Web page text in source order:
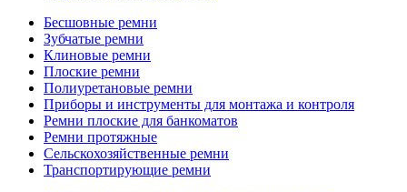
Бесшовные ремни
Зубчатые ремни
Клиновые ремни
Плоские ремни
Полиуретановые ремни
Приборы и инструменты для монтажа и контроля
Ремни плоские для банкоматов
Ремни протяжные
Сельскохозяйственные ремни
Транспортирующие ремни